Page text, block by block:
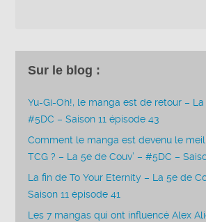
Sur le blog :
Yu-Gi-Oh!, le manga est de retour – La
#5DC – Saison 11 épisode 43
Comment le manga est devenu le
TCG ? – La 5e de Couv’ – #5DC –
La fin de To Your Eternity – La 5e de
Saison 11 épisode 41
Les 7 mangas qui ont influencé Alex